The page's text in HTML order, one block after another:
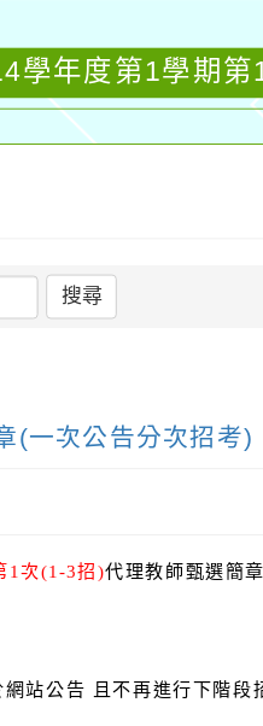
學年度第1學期第
搜尋
(一次公告分次招考)
1次(1-3招)代理教師甄選簡
站公告 且不再進行下階段